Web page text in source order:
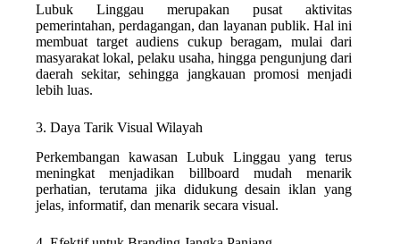
Lubuk Linggau merupakan pusat aktivitas
pemerintahan, perdagangan, dan layanan publik. Hal ini
membuat target audiens cukup beragam, mulai dari
masyarakat lokal, pelaku usaha, hingga pengunjung dari
daerah sekitar, sehingga jangkauan promosi menjadi
lebih luas.
3. Daya Tarik Visual Wilayah
Perkembangan kawasan Lubuk Linggau yang terus
meningkat menjadikan billboard mudah menarik
perhatian, terutama jika didukung desain iklan yang
jelas, informatif, dan menarik secara visual.